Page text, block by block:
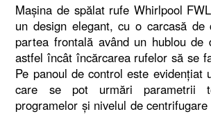
Mașina de spălat rufe Whirlpool
un design elegant, cu o carcasă de
partea frontală având un hublou de
astfel încât încărcarea rufelor să se
Pe panoul de control este evidențiat
care se pot urmări parametrii
programelor și nivelul de